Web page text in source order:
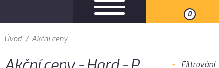
0
Úvod / Akční ceny
Filtrování